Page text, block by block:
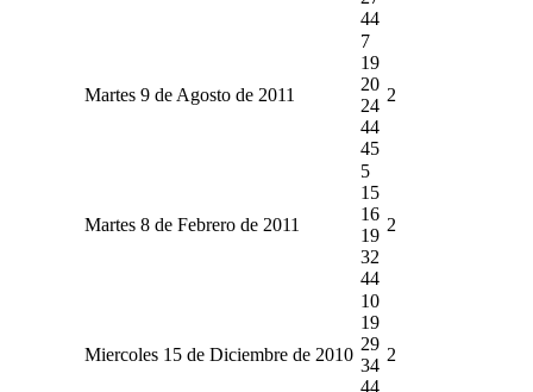
44
Martes 9 de Agosto de 2011
7
19
20
24
44
45
2
Martes 8 de Febrero de 2011
5
15
16
19
32
44
2
Miercoles 15 de Diciembre de 2010
10
19
29
34
44
2